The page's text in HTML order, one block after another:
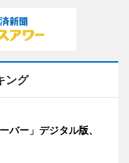
ング
バー」デジタル版、